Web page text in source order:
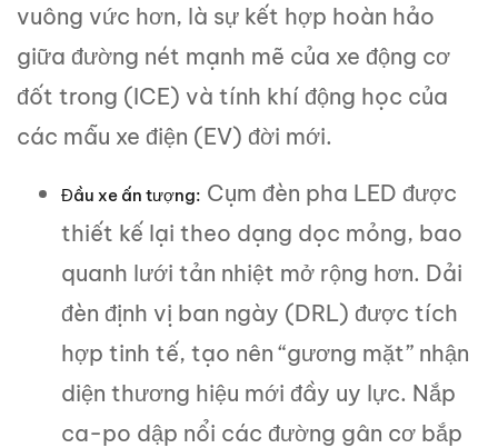
vuông vức hơn, là sự kết hợp hoàn hảo
giữa đường nét mạnh mẽ của xe động cơ
đốt trong (ICE) và tính khí động học của
các mẫu xe điện (EV) đời mới.
Đầu xe ấn tượng: Cụm đèn pha LED được
thiết kế lại theo dạng dọc mỏng, bao
quanh lưới tản nhiệt mở rộng hơn. Dải
đèn định vị ban ngày (DRL) được tích
hợp tinh tế, tạo nên “gương mặt” nhận
diện thương hiệu mới đầy uy lực. Nắp
ca-po dập nổi các đường gân cơ bắp